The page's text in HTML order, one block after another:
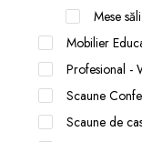
Mese
Mobilier
Profesional -
Scaune
Scaune de